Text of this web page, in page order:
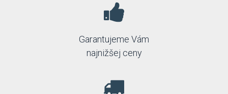
Garantujeme Vám
najnižšej ceny